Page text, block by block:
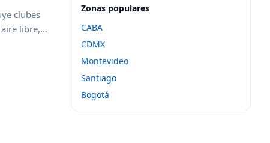
clubes
libre,
Zonas populares
CABA
CDMX
Montevideo
Santiago
Bogotá